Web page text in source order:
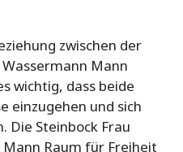
zwischen der
Mann
wichtig, dass beide
einzugehen und sich
Die Steinbock Frau
Raum für Freiheit